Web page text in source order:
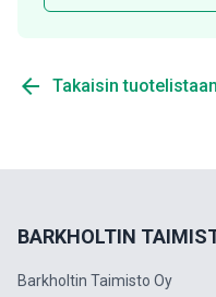
arrow_back Takaisin tuotelistaan
BARKHOLTIN
Barkholtin Taimisto Oy